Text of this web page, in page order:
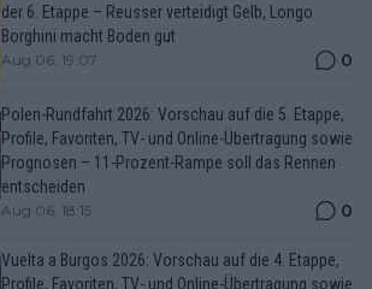
der 6. Etappe – Reusser verteidigt Gelb, Longo
Borghini macht Boden gut
Aug 06, 19:07 0
Polen-Rundfahrt 2026: Vorschau auf die 5. Etappe,
Profile, Favoriten, TV- und Online-Übertragung sowie
Prognosen – 11-Prozent-Rampe soll das Rennen
entscheiden
Aug 06, 18:15 0
Vuelta a Burgos 2026: Vorschau auf die 4. Etappe,
Profile, Favoriten, TV- und Online-Übertragung sowie